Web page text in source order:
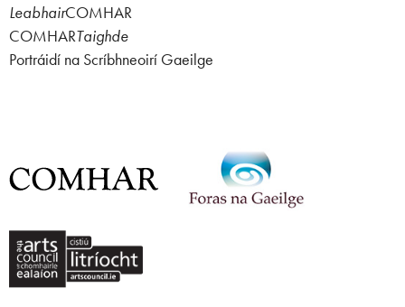
LeabhairCOMHAR
COMHARTaighde
Portráidí na Scríbhneoirí Gaeilge